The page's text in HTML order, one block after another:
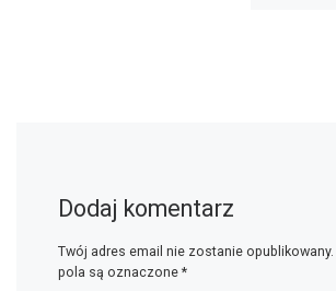
Dodaj komentarz
Twój adres email nie zostanie opublikowany.
pola są oznaczone *